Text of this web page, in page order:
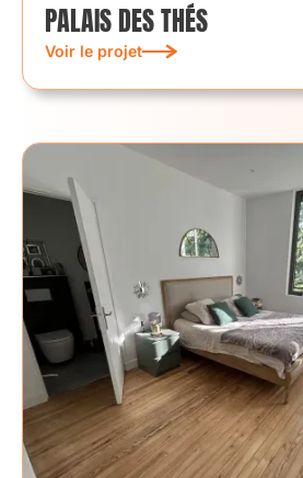
PALAIS DES THÉS
Voir le projet